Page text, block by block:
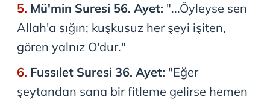
Mü'min Suresi 56. Ayet: "...Öyleyse sen
Allah'a sığın; kuşkusuz her şeyi işiten,
gören yalnız O'dur."
Fussılet Suresi 36. Ayet: "Eğer
şeytandan sana bir fitleme gelirse hemen